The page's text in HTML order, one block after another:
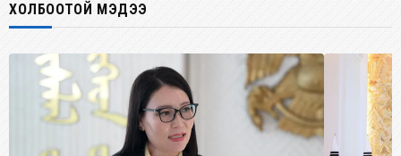
ХОЛБООТОЙ МЭДЭЭ